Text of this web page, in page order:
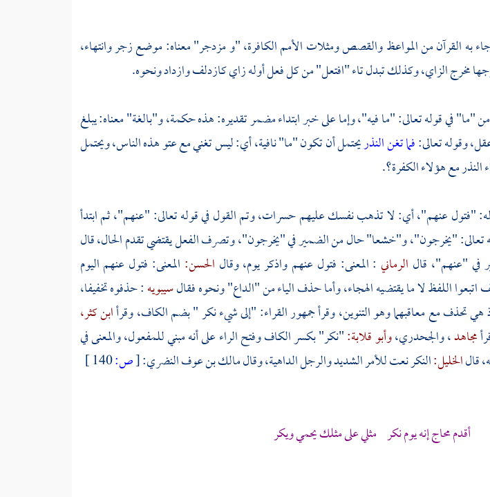
به القرآن من المواعظ والقصص ومثلات الأمم الكافرة، "و مزدجر" معناه: موضع زجر وانتهاء،
مخرج الزاي، وكذلك تبدل تاء "افتعل" من كل فعل أوله زاي كازدلف وازداد ونحوه.
"ما" في قوله تعالى: "ما فيه"، وإما على خبر ابتداء مضمر تقديره: هذه حكمة، و"بالغة" معناه: يبلغ
وقوله تعالى:فما تغن النذريحتمل أن تكون "ما" نافية، أي: ليس تغني مع عتو هذه الناس، ويحتمل
النذر مع هؤلاء الكفرة؟.
"فتول عنهم"، أي: لا تذهب نفسك عليهم حسرات، وتم القول في قوله تعالى: "عنهم"، ثم ابتدأ
تعالى: "يخرجون"، و"خشعا" حال من الضمير في "يخرجون"، وتصرف الفعل يقتضي تقدم الحال، قال
في "عنهم"، قال الرماني : المعنى: فتول عنهم واذكر يوم، وقال الحسن: المعنى: فتول عنهم اليوم
اللفظ لا ما يقتضيه الهجاء، وأما حذف الياء من "الداع" ونحوه فقالسيبويه: حذفوه تخفيفا،
تحذف مع معاقبهما وهو التنوين، وقرأ جمهور القراء: "إلى شيء نكر " بضم الكاف، وقرأابن كثر،
مجاهد،والجحدري،وأبو قلابة:"نكر" بكسر الكاف وفتح الراء على أنه مبني للمفعول، والمعنى في
قالالخليل:النكر نعت للأمر الشديد والرجل الداهية، وقالمالك بن عوف النضري:[ص:
أقدم محاج إنه يوم نكر مثلي على مثلك يحمي ويكر